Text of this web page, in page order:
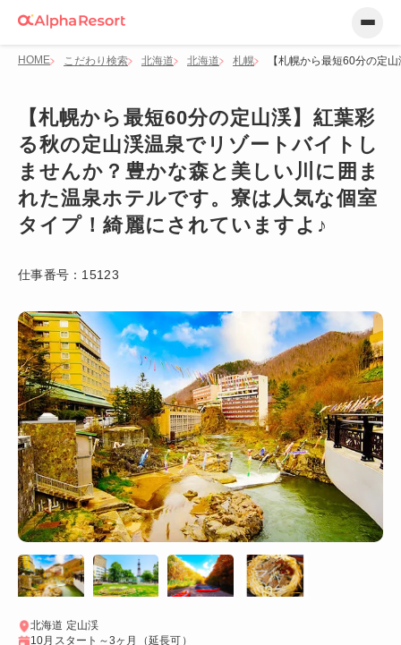
HOME こだわり検索 北海道 北海道 札幌 【札幌から最短60分の定
【札幌から最短60分の定山渓】紅葉彩
る秋の定山渓温泉でリゾートバイトし
ませんか？豊かな森と美しい川に囲ま
れた温泉ホテルです。寮は人気な個室
タイプ！綺麗にされていますよ♪
仕事番号： 15123
北海道 定山渓
10月スタート～3ヶ月（延長可）